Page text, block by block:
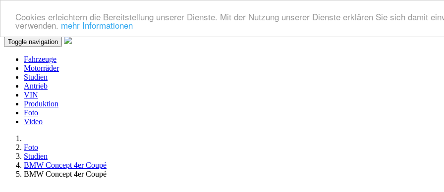
Cookies erleichtern die Bereitstellung unserer Dienste. Mit der Nutzung unserer Dienste erklären Sie sich damit
verwenden. mehr Informationen
Toggle navigation
Fahrzeuge
Motorräder
Studien
Antrieb
VIN
Produktion
Foto
Video
Foto
Studien
BMW Concept 4er Coupé
BMW Concept 4er Coupé